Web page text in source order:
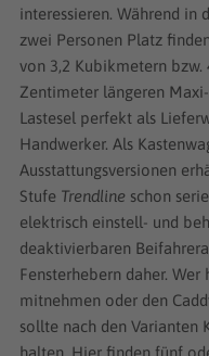
interessieren. Während in
zwei Personen Platz
von 3,2 Kubikmetern
Zentimeter längeren
Lastesel perfekt als
Handwerker. Als
Ausstattungsversionen
Stufe Trendline schon
elektrisch einstell- und
deaktivierbaren
Fensterhebern daher.
mitnehmen oder den
sollte nach den Varianten
halten. Hier finden fünf